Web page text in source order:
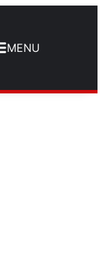
MENU